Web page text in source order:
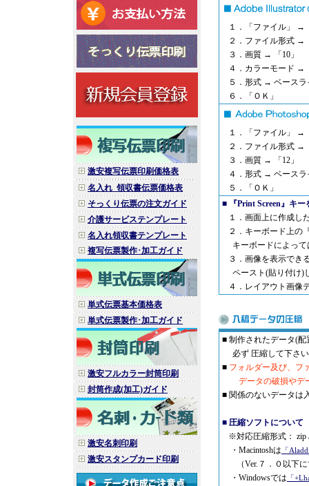
激安複写伝票印刷価格表
名入れ_領収書伝票価格表
そっくり伝票の注文ガイド
介護サービステンプレート
名入れ領収書テンプレート
複写伝票製作･加工ガイド
単式伝票基本価格表
単式伝票製作･加工ガイド
激安フルカラー封筒印刷
封筒作成(加工)ガイド
激安名刺印刷
激安スタンプカード印刷
１．「ファイル」 →
２．ファイル形式 →
３．画質 → 「10」
４．カラーモード →
５．形式 → ベースラ
６．「ＯＫ」
１．「ファイル」 →
２．ファイル形式 →
３．画質 → 「12」
４．形式 → ベースラ
５．「ＯＫ」
■
『Print Screen』キ
１．画面上に作成し
２．キーボード上の
キーボードによって
３．画像を表示でき
ペースト(貼り付け)
４．レイアウト画像
■ 制作されたデータ(
必ず 圧縮して下さい
■ フォルダー及び、フ
データの破損やデー
■ 関係のないデータは
■ 圧縮ソフトについて
※対応圧縮形式： zip
・Macintoshは 「
（Ver.７．０以下に
・Windowsでは 「